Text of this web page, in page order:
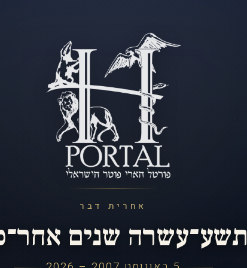
אחרית דבר
שנים